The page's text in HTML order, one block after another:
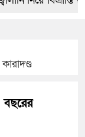
সবার, পরিবেশও
বছরের